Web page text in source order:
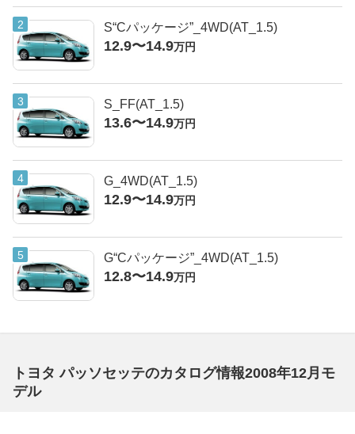
S“Cパッケージ”_4WD(AT_1.5)
12.9〜14.9万円
S_FF(AT_1.5)
13.6〜14.9万円
G_4WD(AT_1.5)
12.9〜14.9万円
G“Cパッケージ”_4WD(AT_1.5)
12.8〜14.9万円
トヨタ パッソセッテのカタログ情報2008年12月モ
デル